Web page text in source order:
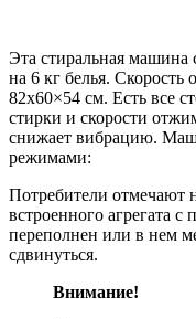
Эта стиральная машина
на 6 кг белья.
82х60×54 см. Есть все
стирки и скорости
снижает вибрацию.
режимами:
Потребители отмечают
встроенного агрегата
переполнен или в нем
сдвинуться.
Внимание!